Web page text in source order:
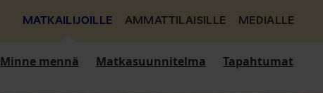
MATKAILIJOILLE AMMATTILAISILLE MEDIALLE
Minne mennä Matkasuunnitelma Tapahtumat